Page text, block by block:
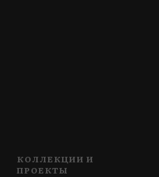
КОЛЛЕКЦИИ И
ПРОЕКТЫ